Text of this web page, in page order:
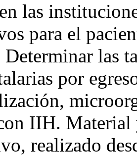
las
para el
las
por
IIH.
realizado